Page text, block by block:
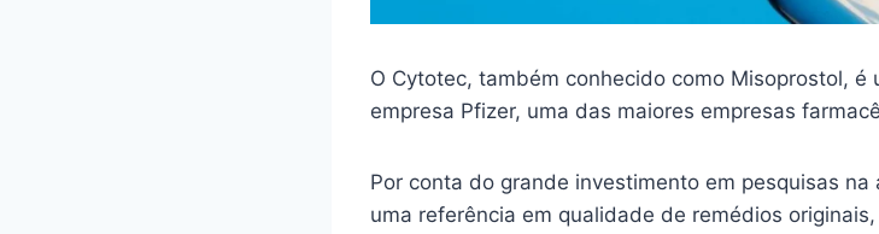
O Cytotec, também conhecido como Misoprostol,
empresa Pfizer, uma das maiores empresas
Por conta do grande investimento em pesquisas
uma referência em qualidade de remédios